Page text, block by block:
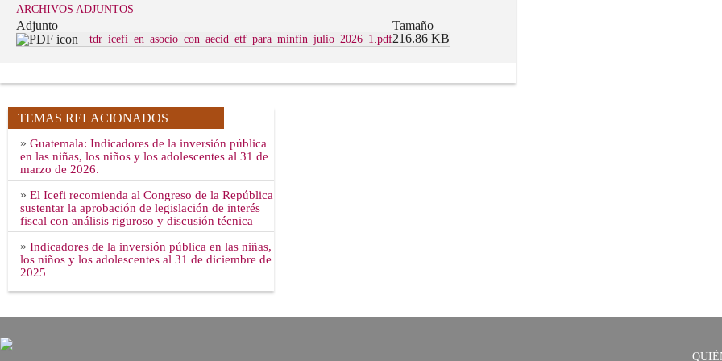
ARCHIVOS ADJUNTOS
Adjunto Tamaño
tdr_icefi_en_asocio_con_aecid_etf_para_minfin_julio_2026_1.pdf216.86 KB
TEMAS RELACIONADOS
» Guatemala: Indicadores de la inversión pública
en las niñas, los niños y los adolescentes al 31 de
marzo de 2026.
» El Icefi recomienda al Congreso de la República
sustentar la aprobación de legislación de interés
fiscal con análisis riguroso y discusión técnica
» Indicadores de la inversión pública en las niñas,
los niños y los adolescentes al 31 de diciembre de
2025